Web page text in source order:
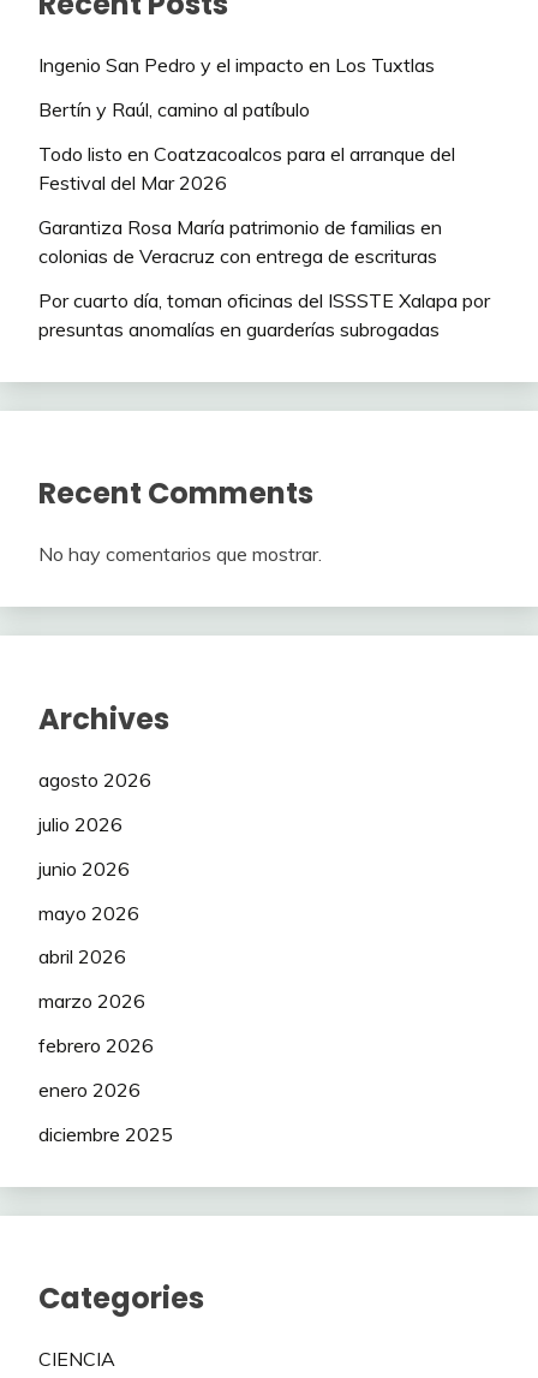
Ingenio San Pedro y el impacto en Los Tuxtlas
Bertín y Raúl, camino al patíbulo
Todo listo en Coatzacoalcos para el arranque del
Festival del Mar 2026
Garantiza Rosa María patrimonio de familias en
colonias de Veracruz con entrega de escrituras
Por cuarto día, toman oficinas del ISSSTE Xalapa por
presuntas anomalías en guarderías subrogadas
Recent Comments
No hay comentarios que mostrar.
Archives
agosto 2026
julio 2026
junio 2026
mayo 2026
abril 2026
marzo 2026
febrero 2026
enero 2026
diciembre 2025
Categories
CIENCIA